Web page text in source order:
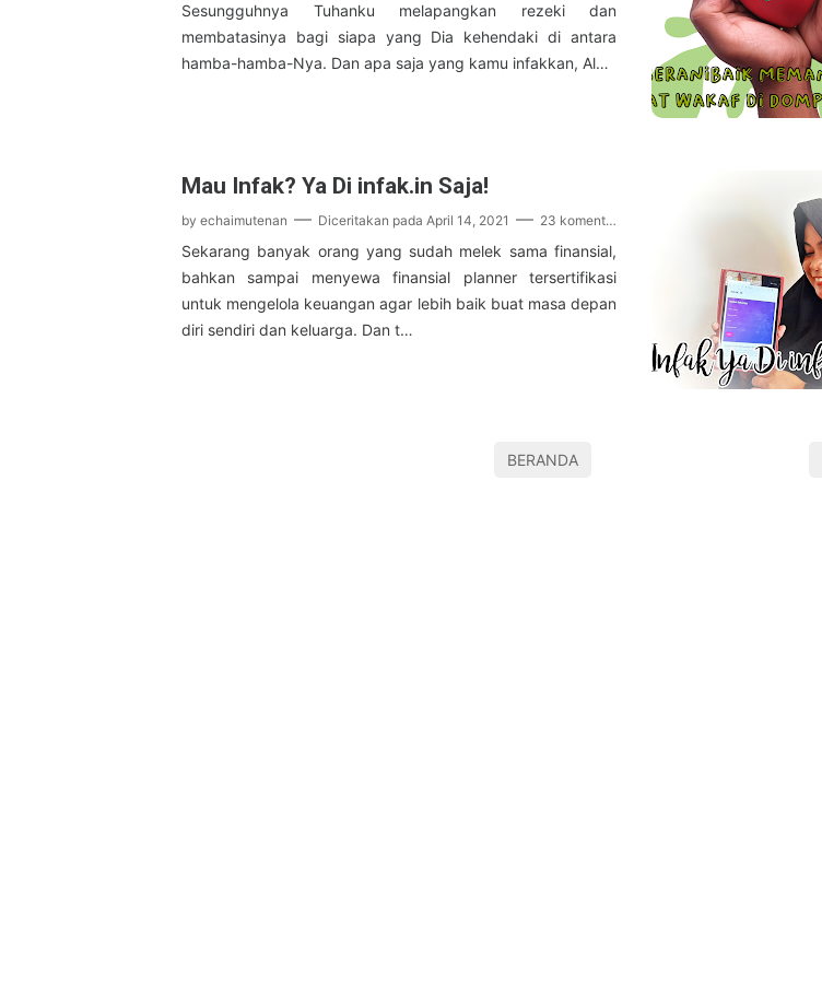
Sesungguhnya Tuhanku melapangkan rezeki dan
membatasinya bagi siapa yang Dia kehendaki di antara
hamba-hamba-Nya. Dan apa saja yang kamu infakkan, Al…
Mau Infak? Ya Di infak.in Saja!
by echaimutenan Diceritakan pada April 14, 2021 23 komentar
Sekarang banyak orang yang sudah melek sama finansial,
bahkan sampai menyewa finansial planner tersertifikasi
untuk mengelola keuangan agar lebih baik buat masa depan
diri sendiri dan keluarga. Dan t…
BERANDA